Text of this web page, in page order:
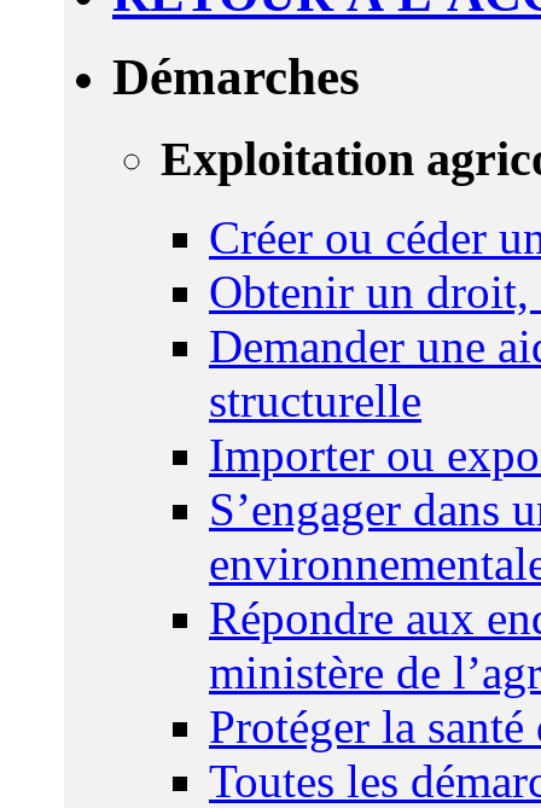
Démarches
Exploitation
Créer ou céder
Obtenir un droit,
Demander une
structurelle
Importer ou
S’engager dans
Répondre aux
ministère de
Protéger la
Toutes les